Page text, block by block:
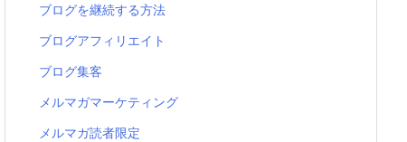
ブログを継続する方法
ブログアフィリエイト
ブログ集客
メルマガマーケティング
メルマガ読者限定